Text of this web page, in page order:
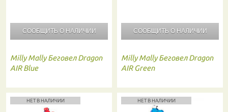
СООБЩИТЬ О НАЛИЧИИ
Milly Mally Беговел Dragon
AIR Blue
СООБЩИТЬ О НАЛИЧИИ
Milly Mally Беговел Dragon
AIR Green
НЕТ В НАЛИЧИИ НЕТ В НАЛИЧИИ